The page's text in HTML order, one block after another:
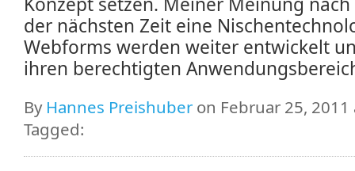
der nächsten Zeit eine
Webforms werden weiter entwickelt
ihren berechtigten
By Hannes Preishuber on Februar 25, 2011
Tagged: